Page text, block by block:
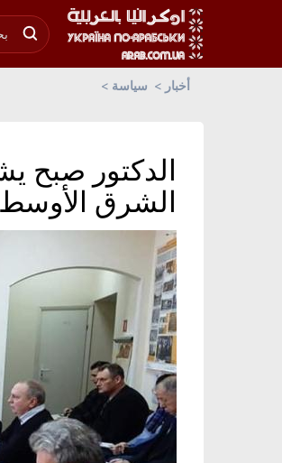
أخبار سياسة
الدكتور صبح
الشرق الأوسط